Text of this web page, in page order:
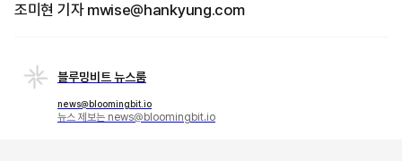
조미현 기자 mwise@hankyung.com
블루밍비트 뉴스룸
news@bloomingbit.io
뉴스 제보는 news@bloomingbit.io